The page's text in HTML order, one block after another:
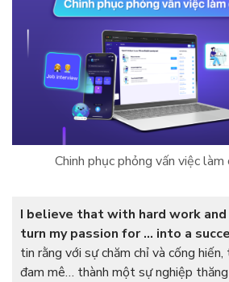
Chinh phục phỏng vấn việc
I believe that with hard work and
turn my passion for … into a
tin rằng với sự chăm chỉ và cống
đam mê… thành một sự nghiệp thăng